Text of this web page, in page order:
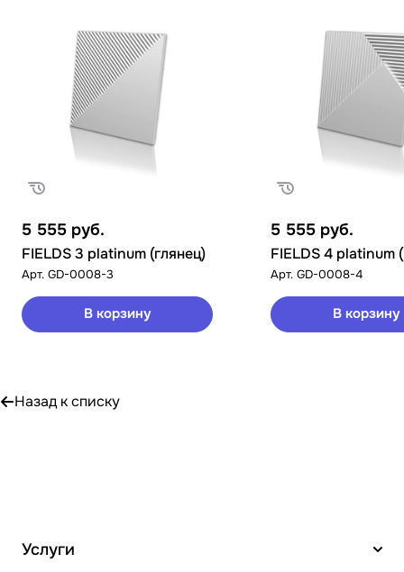
5 555 руб.
FIELDS 3 platinum (глянец)
Арт. GD-0008-3
В корзину
5 555 руб.
FIELDS 4 platinum
Арт. GD-0008-4
В корзину
Назад к списку
Услуги